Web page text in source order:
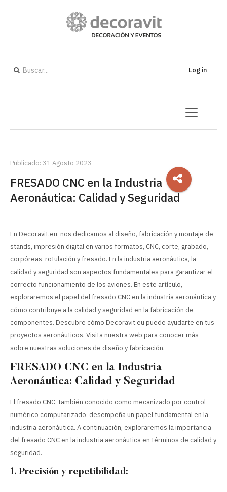
Log in
Publicado: 31 Agosto 2023
FRESADO CNC en la Industria
Aeronáutica: Calidad y Seguridad
En Decoravit.eu, nos dedicamos al diseño, fabricación y montaje de
stands, impresión digital en varios formatos, CNC, corte, grabado,
corpóreas, rotulación y fresado. En la industria aeronáutica, la
calidad y seguridad son aspectos fundamentales para garantizar el
correcto funcionamiento de los aviones. En este artículo,
exploraremos el papel del fresado CNC en la industria aeronáutica y
cómo contribuye a la calidad y seguridad en la fabricación de
componentes. Descubre cómo Decoravit.eu puede ayudarte en tus
proyectos aeronáuticos. Visita nuestra web para conocer más
sobre nuestras soluciones de diseño y fabricación.
FRESADO CNC en la Industria
Aeronáutica: Calidad y Seguridad
El fresado CNC, también conocido como mecanizado por control
numérico computarizado, desempeña un papel fundamental en la
industria aeronáutica. A continuación, exploraremos la importancia
del fresado CNC en la industria aeronáutica en términos de calidad y
seguridad.
1. Precisión y repetibilidad: